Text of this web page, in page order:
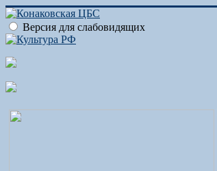
Версия для слабовидящих